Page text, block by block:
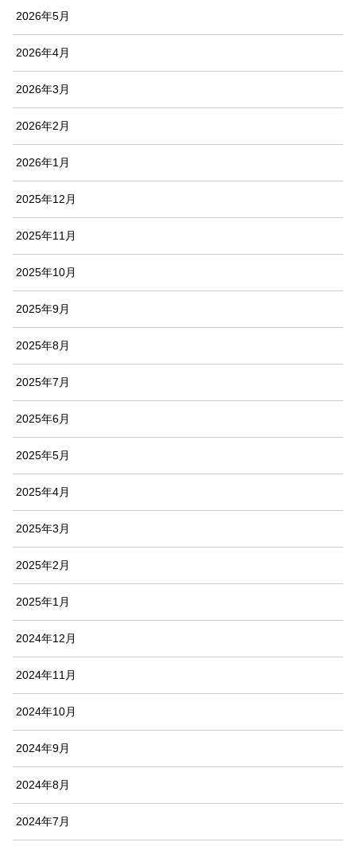
2026年5月
2026年4月
2026年3月
2026年2月
2026年1月
2025年12月
2025年11月
2025年10月
2025年9月
2025年8月
2025年7月
2025年6月
2025年5月
2025年4月
2025年3月
2025年2月
2025年1月
2024年12月
2024年11月
2024年10月
2024年9月
2024年8月
2024年7月